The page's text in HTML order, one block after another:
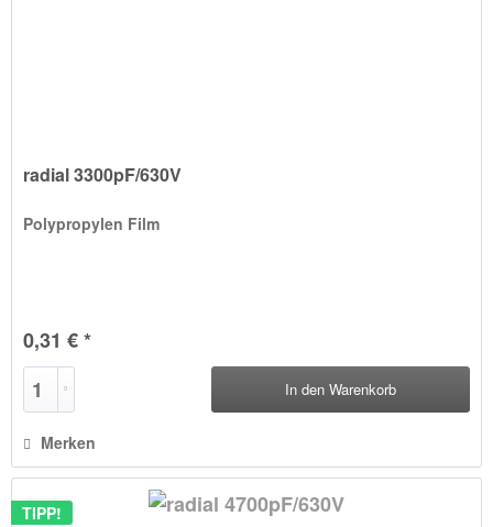
radial 3300pF/630V
Polypropylen Film
0,31 € *
In den Warenkorb
Merken
TIPP!